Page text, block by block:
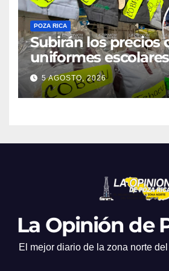
POZA RICA
Subirán los precios
uniformes
promociones
5 AGOSTO, 2026
La Opinión de
El mejor diario de la zona norte